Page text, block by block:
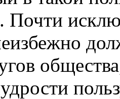
Почти